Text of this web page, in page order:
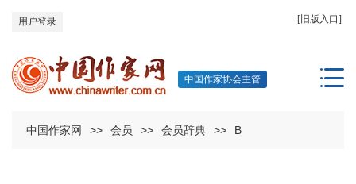
[旧版入口]
用户登录
中国作家协会主管
中国作家网 >> 会员 >> 会员辞典 >> B